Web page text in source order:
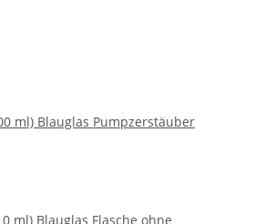
ml) Blauglas Pumpzerstäuber